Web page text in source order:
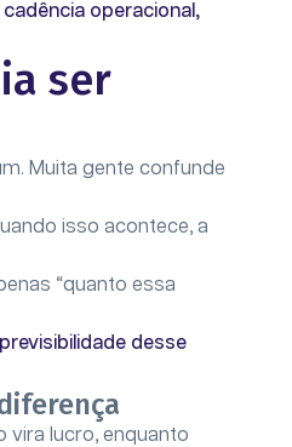
cadência operacional,
ser
Muita gente confunde
isso acontece, a
“quanto essa
desse
lucro, enquanto